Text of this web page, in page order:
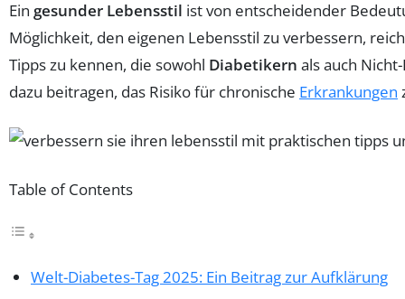
Ein gesunder Lebensstil ist von entscheidender
Möglichkeit, den eigenen Lebensstil zu verbessern,
Tipps zu kennen, die sowohl Diabetikern als auch
dazu beitragen, das Risiko für chronische Erkrankungen
Table of Contents
Welt-Diabetes-Tag 2025: Ein Beitrag zur Aufklärung